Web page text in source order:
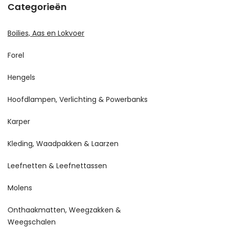
Categorieën
Boilies, Aas en Lokvoer
Forel
Hengels
Hoofdlampen, Verlichting & Powerbanks
Karper
Kleding, Waadpakken & Laarzen
Leefnetten & Leefnettassen
Molens
Onthaakmatten, Weegzakken &
Weegschalen